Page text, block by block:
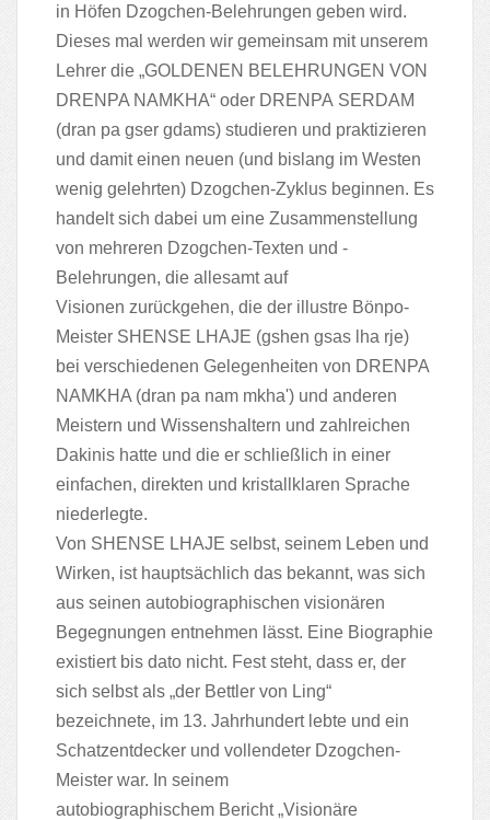
in Höfen Dzogchen-Belehrungen geben wird.
Dieses mal werden wir gemeinsam mit unserem
Lehrer die „GOLDENEN BELEHRUNGEN VON
DRENPA NAMKHA“ oder DRENPA SERDAM
(dran pa gser gdams) studieren und praktizieren
und damit einen neuen (und bislang im Westen
wenig gelehrten) Dzogchen-Zyklus beginnen. Es
handelt sich dabei um eine Zusammenstellung
von mehreren Dzogchen-Texten und -
Belehrungen, die allesamt auf
Visionen zurückgehen, die der illustre Bönpo-
Meister SHENSE LHAJE (gshen gsas lha rje)
bei verschiedenen Gelegenheiten von DRENPA
NAMKHA (dran pa nam mkha') und anderen
Meistern und Wissenshaltern und zahlreichen
Dakinis hatte und die er schließlich in einer
einfachen, direkten und kristallklaren Sprache
niederlegte.
Von SHENSE LHAJE selbst, seinem Leben und
Wirken, ist hauptsächlich das bekannt, was sich
aus seinen autobiographischen visionären
Begegnungen entnehmen lässt. Eine Biographie
existiert bis dato nicht. Fest steht, dass er, der
sich selbst als „der Bettler von Ling“
bezeichnete, im 13. Jahrhundert lebte und ein
Schatzentdecker und vollendeter Dzogchen-
Meister war. In seinem
autobiographischem Bericht „Visionäre